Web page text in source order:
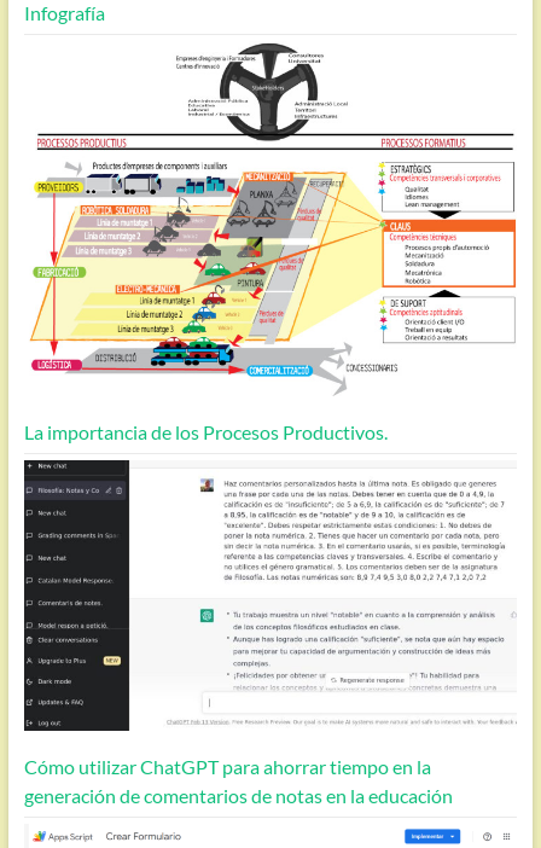
Infografía
La importancia de los Procesos Productivos.
Cómo utilizar ChatGPT para ahorrar tiempo en la
generación de comentarios de notas en la educación